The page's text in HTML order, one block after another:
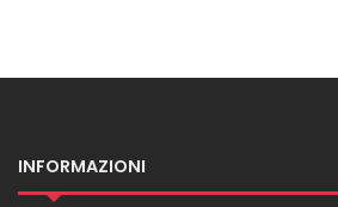
INFORMAZIONI